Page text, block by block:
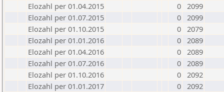
Elozahl per 01.04.2015
0 2099
Elozahl per 01.07.2015
0 2099
Elozahl per 01.10.2015
0 2079
Elozahl per 01.01.2016
0 2089
Elozahl per 01.04.2016
0 2089
Elozahl per 01.07.2016
0 2089
Elozahl per 01.10.2016
0 2092
Elozahl per 01.01.2017
0 2092